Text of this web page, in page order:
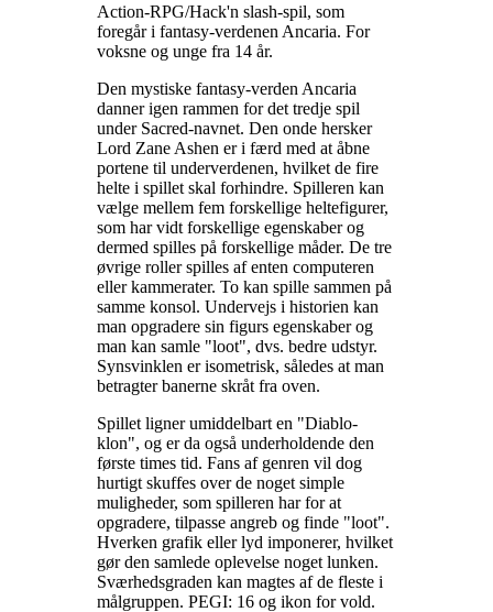
Action-RPG/Hack'n slash-spil, som
foregår i fantasy-verdenen Ancaria. For
voksne og unge fra 14 år.
Den mystiske fantasy-verden Ancaria
danner igen rammen for det tredje spil
under Sacred-navnet. Den onde hersker
Lord Zane Ashen er i færd med at åbne
portene til underverdenen, hvilket de fire
helte i spillet skal forhindre. Spilleren kan
vælge mellem fem forskellige heltefigurer,
som har vidt forskellige egenskaber og
dermed spilles på forskellige måder. De tre
øvrige roller spilles af enten computeren
eller kammerater. To kan spille sammen på
samme konsol. Undervejs i historien kan
man opgradere sin figurs egenskaber og
man kan samle "loot", dvs. bedre udstyr.
Synsvinklen er isometrisk, således at man
betragter banerne skråt fra oven.
Spillet ligner umiddelbart en "Diablo-
klon", og er da også underholdende den
første times tid. Fans af genren vil dog
hurtigt skuffes over de noget simple
muligheder, som spilleren har for at
opgradere, tilpasse angreb og finde "loot".
Hverken grafik eller lyd imponerer, hvilket
gør den samlede oplevelse noget lunken.
Sværhedsgraden kan magtes af de fleste i
målgruppen. PEGI: 16 og ikon for vold.